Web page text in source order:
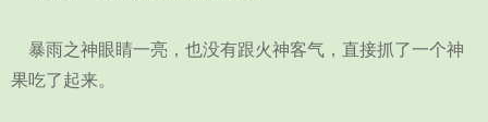
暴雨之神眼睛一亮，也没有跟火神客气，直接抓了一个神
果吃了起来。